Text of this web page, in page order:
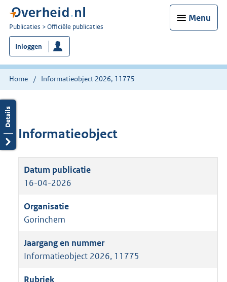
Menu
U
bent
nu
hier:
Publicaties Officiële publicaties
Inloggen
Home Informatieobject 2026, 11775
Informatieobject
16-04-2026
Gorinchem
Informatieobject 2026, 11775